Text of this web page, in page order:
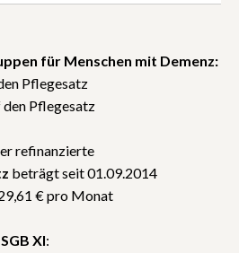
für Menschen mit Demenz:
Pflegesatz
Pflegesatz
refinanzierte
beträgt seit 01.09.2014
€ pro Monat
XI: